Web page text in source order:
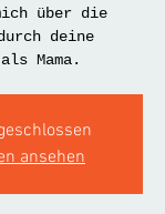
über die
deine
Mama.
ansehen